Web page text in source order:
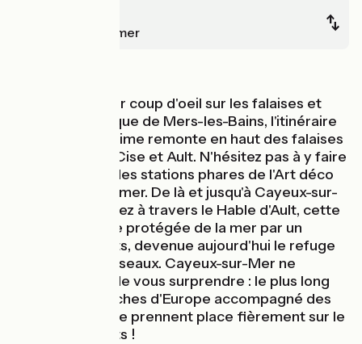
Cayeux-sur-mer
Après un dernier coup d'oeil sur les falaises et
villas Belle Epoque de Mers-les-Bains, l'itinéraire
de La Vélomaritime remonte en haut des falaises
vers le Bois de Cise et Ault. N'hésitez pas à y faire
étape, ce sont des stations phares de l'Art déco
et des bains de mer. De là et jusqu'à Cayeux-sur-
mer, vous pédalez à travers le Hable d'Ault, cette
ancienne lagune protégée de la mer par un
cordon de galets, devenue aujourd'hui le refuge
de nombreux oiseaux. Cayeux-sur-Mer ne
manquera pas de vous surprendre : le plus long
chemin de planches d'Europe accompagné des
cabines de plage prennent place fièrement sur le
cordon de galets !